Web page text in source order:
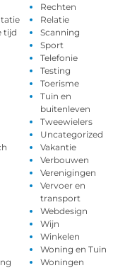
tijd
Rechten
Relatie
Scanning
Sport
Telefonie
Testing
Toerisme
Tuin en
buitenleven
Tweewielers
Uncategorized
Vakantie
Verbouwen
Verenigingen
Vervoer en
transport
Webdesign
Wijn
Winkelen
Woning en Tuin
Woningen